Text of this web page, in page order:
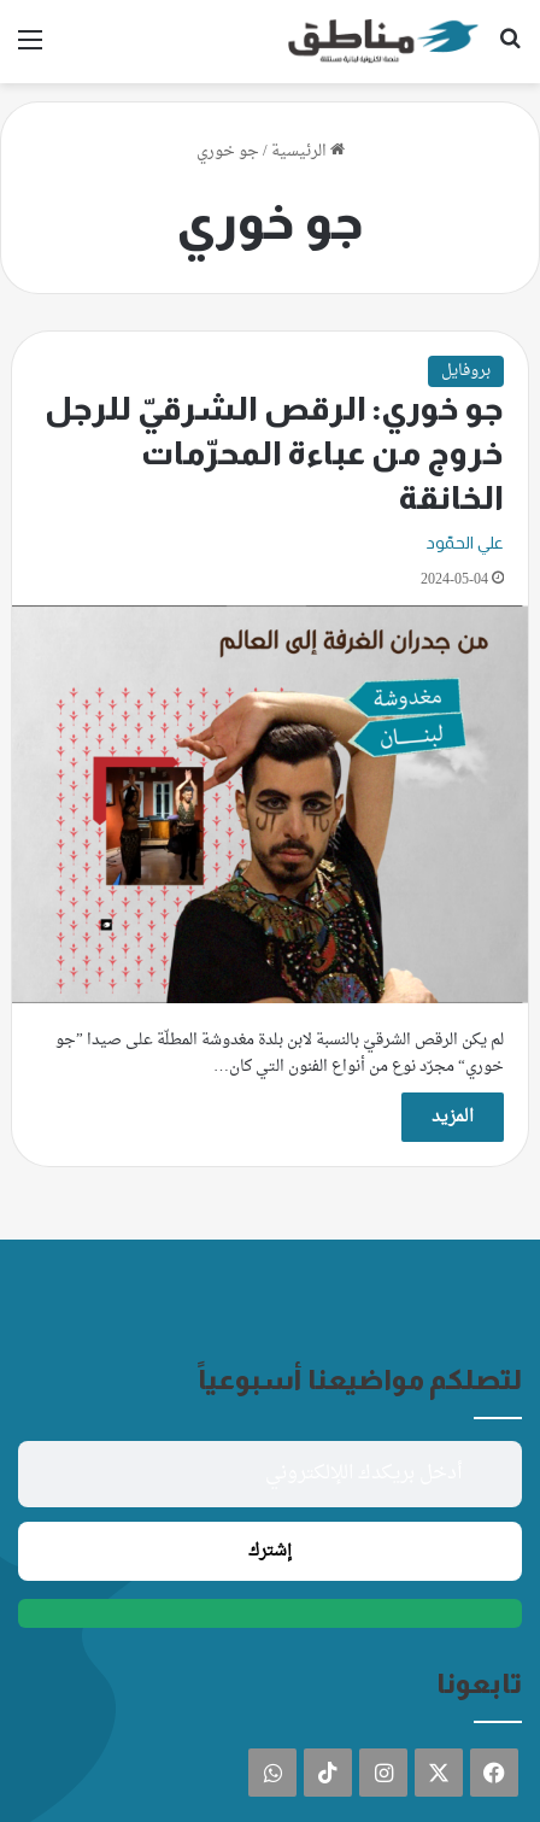
بحث عن
الرئيسية/جو خوري
جو خوري
بروفايل
جو خوري: الرقص الشرقيّ للرجل
خروج من عباءة المحرّمات
الخانقة
علي الحمّود
2024-05-04
لم يكن الرقص الشرقيّ بالنسبة لابن بلدة مغدوشة المطلّة على صيدا ”جو
خوري“ مجرّد نوع من أنواع الفنون التي كان…
المزيد
لتصلكم مواضيعنا أسبوعياً
تابعونا
فيسبوك انستقرام ‫TikTokواتساب